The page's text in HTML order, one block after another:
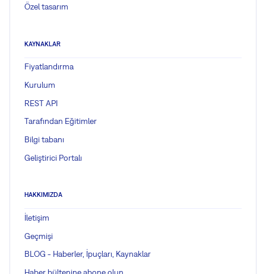
Özel tasarım
KAYNAKLAR
Fiyatlandırma
Kurulum
REST API
Tarafından Eğitimler
Bilgi tabanı
Geliştirici Portalı
HAKKIMIZDA
İletişim
Geçmişi
BLOG - Haberler, İpuçları, Kaynaklar